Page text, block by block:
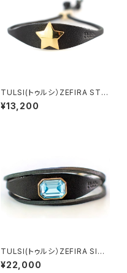
TULSI(トゥルシ）ZEFIRA STE
LLA MIA OG イエローゴール
ド
¥13,200
TULSI(トゥルシ）ZEFIRA SISS
I AQUAMARINA
¥22,000